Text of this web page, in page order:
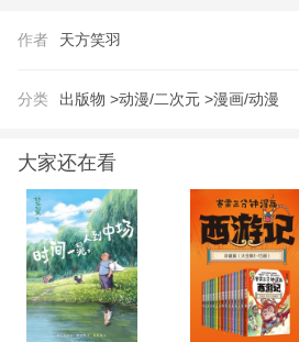
作者 天方笑羽
分类 出版物 >动漫/二次元 >漫画/动漫
大家还在看